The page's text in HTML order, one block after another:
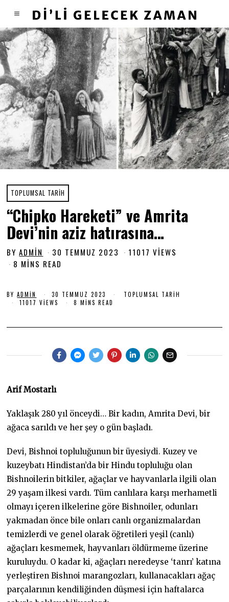
TOPLUMSAL TARIH
“Chipko Hareketi” ve Amrita
Devi’nin aziz hatırasına…
BYADMIN 30 TEMMUZ 2023 3
M
Z
0
2
11017 VIEWS
8 MINS READ
BYADMIN 30 TEMMUZ 2023
0
Z
2
0
TOPLUMSAL TARIH
11017 VIEWS
8 MINS READ
Arif Mostarlı
Yaklaşık 280 yıl önceydi… Bir kadın, Amrita Devi, bir
ağaca sarıldı ve her şey o gün başladı.
Devi, Bishnoi topluluğunun bir üyesiydi. Kuzey ve
kuzeybatı Hindistan’da bir Hindu topluluğu olan
Bishnoilerin bitkiler, ağaçlar ve hayvanlarla ilgili olan
29 yaşam ilkesi vardı. Tüm canlılara karşı merhametli
olmayı içeren ilkelerine göre Bishnoiler, odunları
yakmadan önce bile onları canlı organizmalardan
temizlerdi ve genel olarak öğretileri yeşil (canlı)
ağaçları kesmemek, hayvanları öldürmeme üzerine
kuruluydu. O kadar ki, ağaçları neredeyse ‘tanrı’ katına
yerleştiren Bishnoi marangozları, kullanacakları ağaç
parçalarının kendiliğinden düşmesi için haftalarca